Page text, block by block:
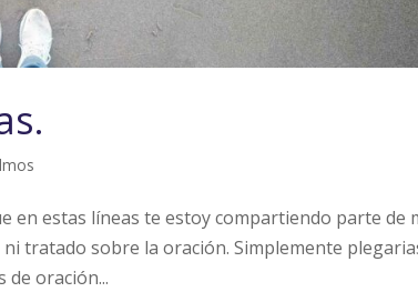
en estas líneas te estoy compartiendo parte de
tratado sobre la oración. Simplemente
oración...